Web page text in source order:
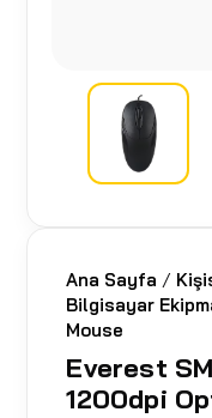
Ana Sayfa /
Bilgisayar
Mouse
Everest
1200dpi